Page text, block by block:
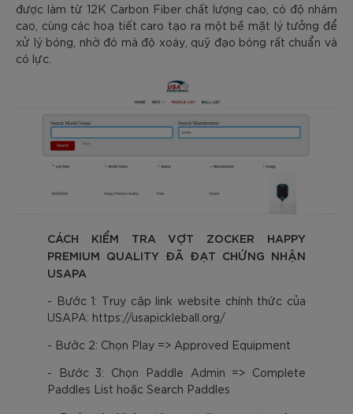
được làm từ 12K Carbon Fiber chất lượng cao, có độ nhám
cao, cùng các hoạ tiết caro tạo ra một bề mặt lý tưởng để
xử lý bóng, nhờ đó mà độ xoáy, quỹ đạo bóng rất chuẩn và
có lực.
CÁCH KIỂM TRA VỢT ZOCKER HAPPY
PREMIUM QUALITY ĐÃ ĐẠT CHỨNG NHẬN
USAPA
- Bước 1: Truy cập link website chính thức của
USAPA: https://usapickleball.org/
- Bước 2: Chọn Play => Approved Equipment
- Bước 3: Chọn Paddle Admin => Complete
Paddles List hoặc Search Paddles